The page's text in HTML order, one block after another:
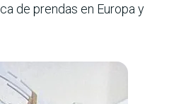
de prendas en Europa y